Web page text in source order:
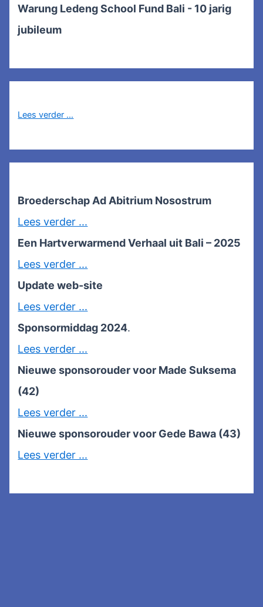
Warung Ledeng School Fund Bali - 10 jarig
jubileum
Lees verder ...
Broederschap Ad Abitrium Nosostrum
Lees verder ...
Een Hartverwarmend Verhaal uit Bali – 2025
Lees verder ...
Update web-site
Lees verder ...
Sponsormiddag 2024.
Lees verder ...
Nieuwe sponsorouder voor Made Suksema
(42)
Lees verder ...
Nieuwe sponsorouder voor Gede Bawa (43)
Lees verder ...